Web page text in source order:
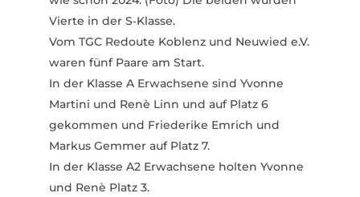
Vierte in der S‑Klasse.
Vom TGC Redoute Koblenz und Neuwied e.V.
waren fünf Paare am Start.
In der Klasse A Erwachsene sind Yvonne
Martini und Renè Linn und auf Platz 6
gekommen und Frie­derike Emrich und
Markus Gemmer auf Platz 7.
In der Klasse A2 Erwachsene holten Yvonne
und Renè Platz 3.